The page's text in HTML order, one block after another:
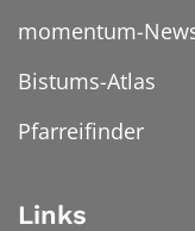
momentum-
Bistums-Atlas
Pfarreifinder
Links